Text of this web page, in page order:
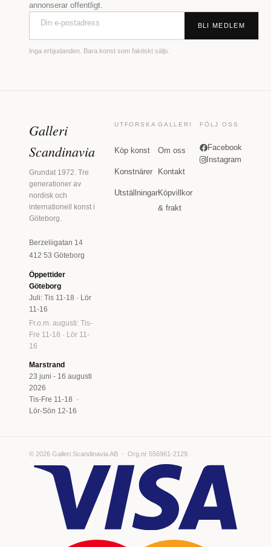
annonserar offentligt.
BLI MEDLEM
Inga erbjudanden. Bara konst som faktiskt säljs.
Galleri
Scandinavia
Grundat 1972. Tre
generationer av
nordisk och
internationell konst i
Göteborg.
Berzeliigatan 14
412 53 Göteborg
Öppettider
Göteborg
Juli: Tis 11-18 · Lör
11-16
Fr.o.m. augusti: Tis-
Fre 11-18 · Lör 11-
16
Marstrand
23 juni - 16 augusti
2026
Tis-Fre 11-18 ·
Lör-Sön 12-16
UTFORSKA
Köp konst
Konstnärer
Utställningar
GALLERI
Om oss
Kontakt
Köpvillkor
& frakt
FÖLJ OSS
Facebook
Instagram
© 2026 Galleri Scandinavia AB · Org.nr 556961-2129